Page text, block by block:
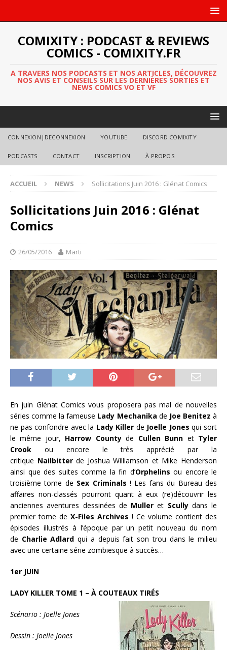
COMIXITY : PODCAST & REVIEWS
COMICS - COMIXITY.FR
A TRAVERS NOS PODCASTS ET NOS ARTICLES, DÉCOUVREZ
NOS AVIS ET CONSEILS SUR LES DERNIÈRES SORTIES ET
NEWS COMICS VO ET VF
CONNEXION|DECONNEXION YOUTUBE DISCORD COMIXITY
PODCASTS CONTACT INSCRIPTION À PROPOS
ACCUEIL NEWS Sollicitations Juin 2016 : Glénat Comics
Sollicitations Juin 2016 : Glénat
Comics
26/05/2016 Marti
En juin Glénat Comics vous proposera pas mal de nouvelles
séries comme la fameuse Lady Mechanika de Joe Benitezà
ne pas confondre avec la Lady Killer de Joelle Jones qui sort
le même jour, Harrow Countyde Cullen Bunn et Tyler
Crook ou encore le très apprécié par la
critique Nailbitterde Joshua Williamson et Mike Henderson
ainsi que des suites comme la fin d’Orphelins ou encore le
troisième tome de Sex Criminals ! Les fans du Bureau des
affaires non-classés pourront quant à eux (re)découvrir les
anciennes aventures dessinées de Muller et Scullydans le
premier tome de X-Files Archives ! Ce volume contient des
épisodes illustrés à l’époque par un petit nouveau du nom
de Charlie Adlard qui a depuis fait son trou dans le milieu
avec une certaine série zombiesque à succès…
1er JUIN
LADY KILLER TOME 1 – À COUTEAUX TIRÉS
Scénario : Joelle Jones
Dessin : Joelle Jones